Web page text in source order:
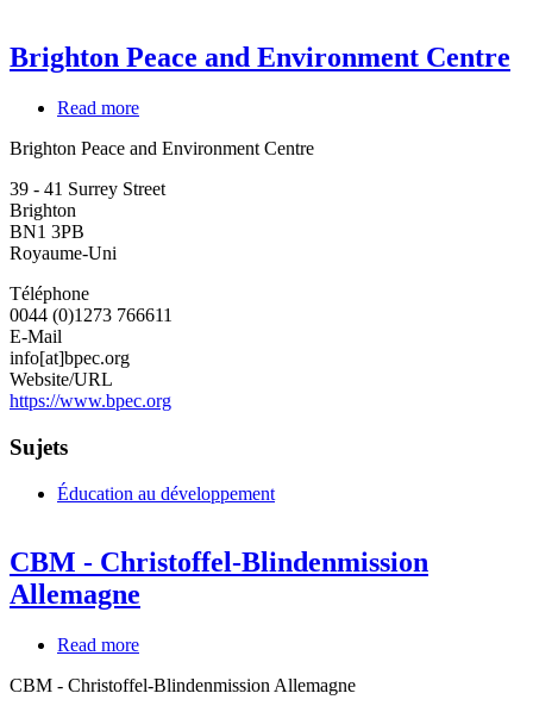
Brighton Peace and Environment Centre
Read more
Peace
Environment
Brighton Peace and Environment Centre
39 - 41 Surrey Street
Brighton
BN1 3PB
Royaume-Uni
Téléphone
0044 (0)1273 766611
E-Mail
info[at]bpec.org
Website/URL
https://www.bpec.org
Sujets
Éducation au développement
CBM - Christoffel-Blindenmission
Allemagne
Read more
-
CBM - Christoffel-Blindenmission Allemagne